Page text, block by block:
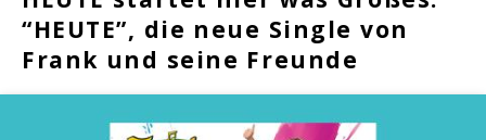
"HEUTE",
die
neue
Single
von
“HEUTE”, die neue Single von
Frank und seine Freunde